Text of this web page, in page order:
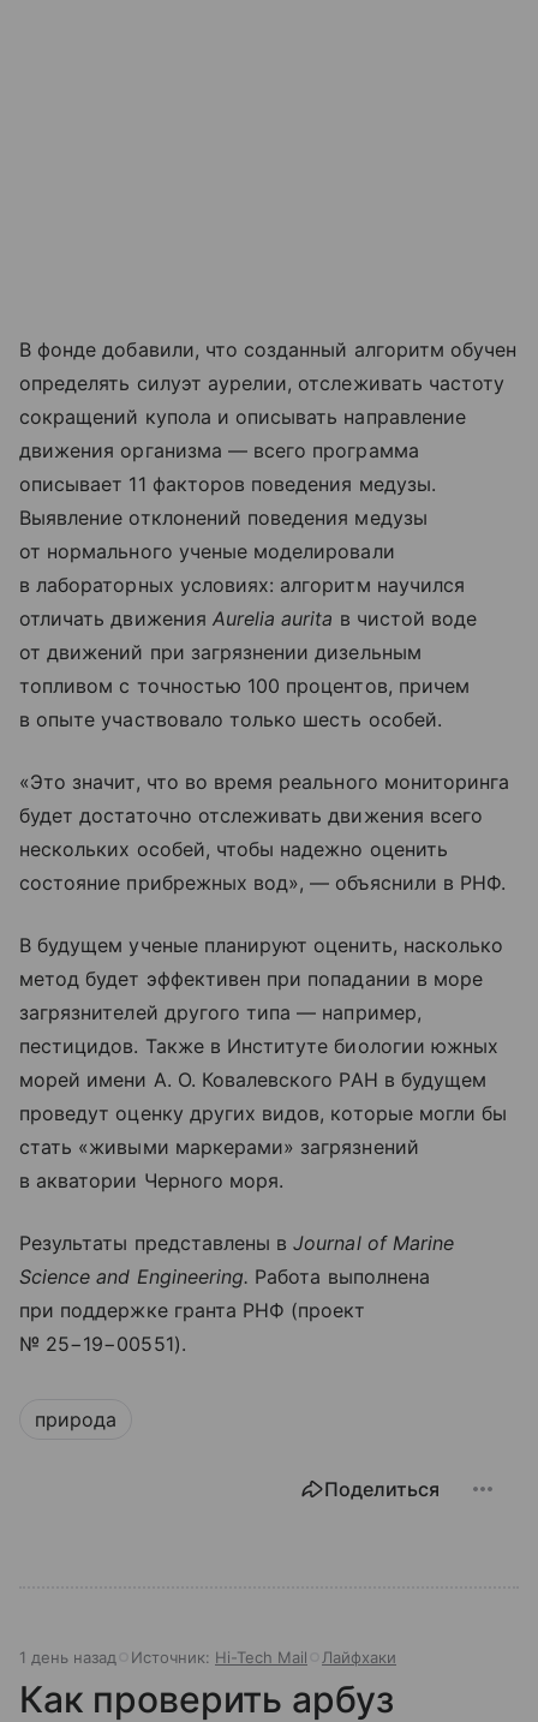
В фонде добавили, что созданный алгоритм обучен
определять силуэт аурелии, отслеживать частоту
сокращений купола и описывать направление
движения организма — всего программа
описывает 11 факторов поведения медузы.
Выявление отклонений поведения медузы
от нормального ученые моделировали
в лабораторных условиях: алгоритм научился
отличать движения Aurelia aurita в чистой воде
от движений при загрязнении дизельным
топливом с точностью 100 процентов, причем
в опыте участвовало только шесть особей.
«Это значит, что во время реального мониторинга
будет достаточно отслеживать движения всего
нескольких особей, чтобы надежно оценить
состояние прибрежных вод», — объяснили в РНФ.
В будущем ученые планируют оценить, насколько
метод будет эффективен при попадании в море
загрязнителей другого типа — например,
пестицидов. Также в Институте биологии южных
морей имени А. О. Ковалевского РАН в будущем
проведут оценку других видов, которые могли бы
стать «живыми маркерами» загрязнений
в акватории Черного моря.
Результаты представлены вJournal of Marine
Science and Engineering. Работа выполнена
при поддержке гранта РНФ (проект
№ 25−19−00551).
природа
Поделиться
1 день назад Источник: Hi-Tech Mail Лайфхаки
Как проверить арбуз